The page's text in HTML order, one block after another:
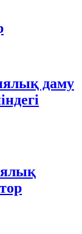
даму